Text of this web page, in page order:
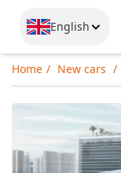
English
Home New cars